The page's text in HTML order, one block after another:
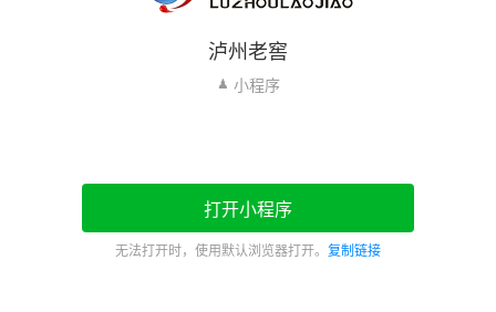
泸州老窖
小程序
打开小程序
无法打开时，使用默认浏览器打开。 复制链接